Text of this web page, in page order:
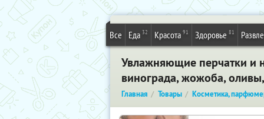
Все Еда 32 Красота 91 Здоровье 81
Увлажняющие перчатки и
винограда, жожоба,
Главная Товары Косметика,